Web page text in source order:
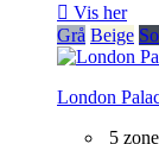
 Vis her
Grå Beige
London
5